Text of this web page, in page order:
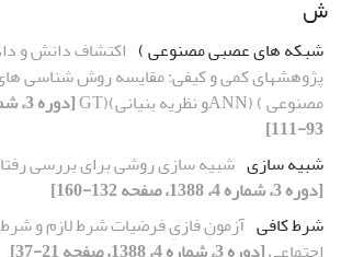
ش
شبکه های عصبی مصنوعی ) اکتشاف دانش و
پژوهشهای کمی و کیفی: مقایسه روش شناسی
مصنوعی ) (ANNو نظریه بنیانی)(GT
93-111]
شبیه سازی شبیه سازی روشی برای بررسی
[دوره 3، شماره 4، 1388، صفحه 132-160]
شرط کافی آزمونِ فازیِ فرضیات شرط لازم و